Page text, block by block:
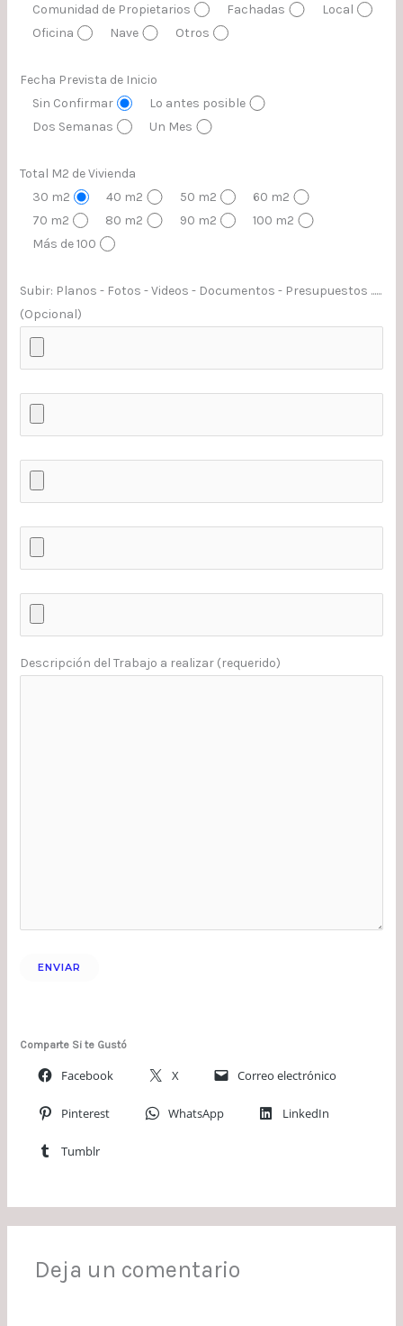
Comunidad de Propietarios Fachadas
Local
Oficina
Nave Otros
Fecha Prevista de Inicio
Sin Confirmar
Lo antes posible
Dos Semanas
Un Mes
Total M2 de Vivienda
30 m2
40 m2 50 m2
60 m2
70 m2
80 m2 90 m2
100 m2
Más de 100
Subir: Planos - Fotos - Videos - Documentos - Presupuestos ......
(Opcional)
Descripción del Trabajo a realizar (requerido)
Comparte Si te Gustó
Facebook X Correo electrónico
Pinterest WhatsApp LinkedIn
Tumblr
Deja un comentario